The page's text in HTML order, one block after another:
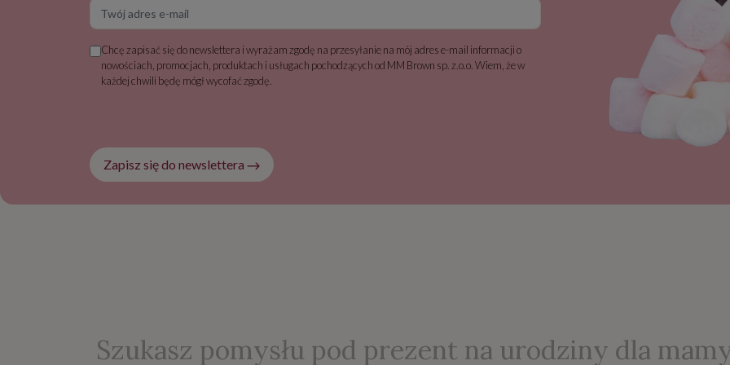
Twój adres e-mail
Chcę zapisać się do newslettera i wyrażam zgodę na przesyłanie na mój adres e-mail informacji o
nowościach, promocjach, produktach i usługach pochodzących od MM Brown sp. z.o.o. Wiem, że w
każdej chwili będę mógł wycofać zgodę.
Zapisz się do newslettera
Szukasz pomysłu pod prezent na urodziny dla